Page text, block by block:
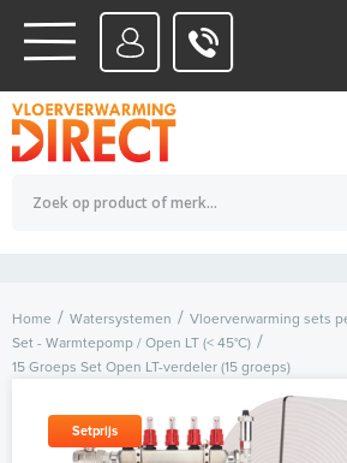
WATERSYSTEMEN
ELEKTRISCHE SYSTEMENTotaalbedrag (incl. BTW)
Home Watersystemen
Vloerverwarming sets
Set - Warmtepomp / Open LT (< 45°C)
15 Groeps Set Open LT-verdeler (15 groeps)
Setprijs